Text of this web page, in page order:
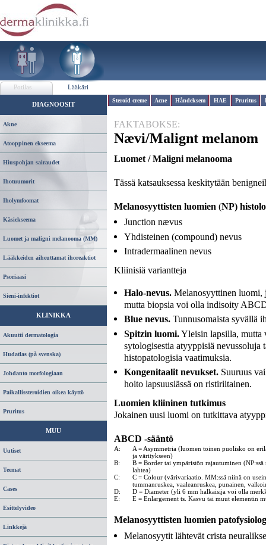
Potilas Lääkäri
DIAGNOOSIT
Akne
Atooppinen ekseema
Hiuspohjan sairaudet
Ihotuumorit
Iholymfoomat
Käsiekseema
Luomet ja maligni melanooma (MM)
Lääkkeiden aiheuttamat ihoreaktiot
Psoriaasi
Sieni-infektiot
KLINIKKA
Akuutti dermatologia
Hudatlas (på svenska)
Johdanto morfologiaan
Paikallissteroidien oikea käyttö
Pruritus
MUU
Uutiset
Teemat
Cases
Esittelyvideo
Linkkejä
Steroid creme Acne Håndeksem HAE Pruritus
FAKTABOKSE:
Nævi/Malignt melanom
Luomet / Maligni melanooma
Tässä katsauksessa keskitytään
Melanosyyttisten luomien (NP)
Junction nævus
Yhdisteinen (compound) nevus
Intradermaalinen nevus
Kliinisiä variantteja
Halo-nevus.Melanosyyttinen luomi,
mutta biopsia voi olla indisoity
Blue nevus.Tunnusomaista syvällä
Spitzin luomi.Yleisin lapsilla, mutta
sytologisestia atyyppisiä
histopatologisia vaatimuksia.
Kongenitaalit nevukset.Suuruus
hoito lapsuusiässä on ristiriitainen.
Luomien kliininen tutkimus
Jokainen uusi luomi on tutkittava
ABCD -sääntö
A:
A = Asymmetria (luomen toinen puolisko on
ja väritykseen)
B:
B = Border tai ympäristön rajautuminen
lahtea)
C:
C = Colour (värivariaatio. MM:ssä niinä on
tummanruskea, vaaleanruskea, punainen,
D:
D = Diameter (yli 6 mm halkaisija voi olla
E:
E = Enlargement ts. Kasvu tai muut elementin
Melanosyyttisten luomien
Melanosyytit lähtevät crista